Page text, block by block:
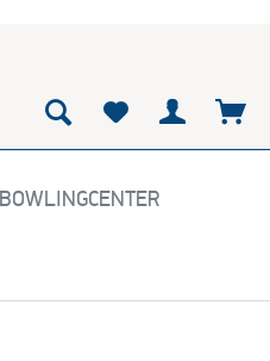
BOWLINGCENTER